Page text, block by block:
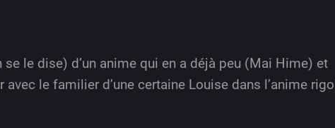
se le dise) d’un anime qui en a déjà peu (Mai Hime) et
le familier d’une certaine Louise dans l’anime